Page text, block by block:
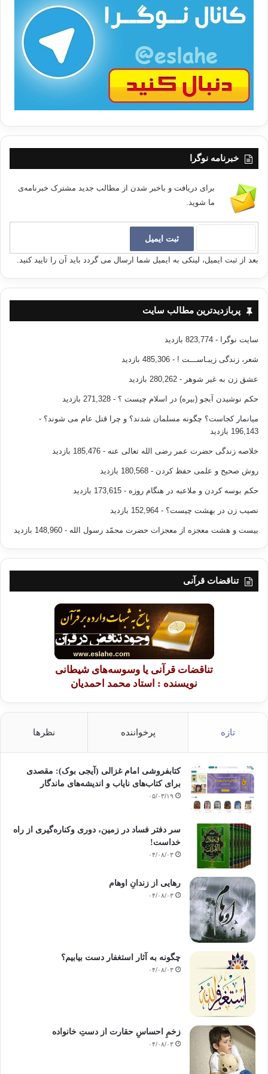
خبرنامه نوگرا
برای دریافت و باخبر شدن از مطالب جدید مشترک خبرنامه‌ی
ما شوید.
بعد از ثبت ایمیل، لینکی به ایمیل شما ارسال می گردد باید آن را تایید کنید.
پربازدیدترین مطالب سایت
سایت نوگرا - 823,774 بازدید
شعر، زندگی زیبـاســـت ! - 485,306 بازدید
عشق زن به غیر شوهر - 280,262 بازدید
حکم نوشیدن آبجو (بیره) در اسلام چیست ؟ - 271,328 بازدید
میانمار کجاست؟ چگونه مسلمان شدند؟ و چرا قتل عام می شوند؟ -
196,143 بازدید
خلاصه زندگی حضرت عمر رضی الله تعالی عنه - 185,476 بازدید
روش صحیح و علمی حفظ کردن - 180,568 بازدید
حکم بوسه کردن و ملاعبه در هنگام روزه - 173,615 بازدید
نصیب زن در بهشت چیست؟ - 152,964 بازدید
بیست و هشت معجزه از معجزات حضرت محمّد رسول الله - 148,960 بازدید
تناقضات قرآنی
تناقضات قرآنی یا وسوسه‌های شیطانی
نویسنده : استاد محمد احمدیان
تازه پرخواننده نظرها
کتابفروشی امام غزالی (آیجی بوک): مقصدی
برای کتاب‌های نایاب و اندیشه‌های ماندگار
۰۵/۰۳/۱۹
سر دفتر فساد در زمین‌، دوری وکناره‌گیری از راه
خداست‌!
۰۴/۰۸/۰۳
رهایی از زندانِ اوهام
۰۴/۰۸/۰۳
چگونه به آثار استغفار دست بیابیم؟
۰۴/۰۸/۰۳
زخمِ احساسِ حقارت از دستِ خانواده
۰۴/۰۸/۰۳